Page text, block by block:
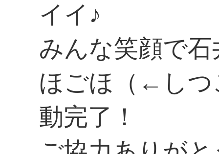
イイ♪
みんな笑顔で
ほごほ（←しつ
動完了！